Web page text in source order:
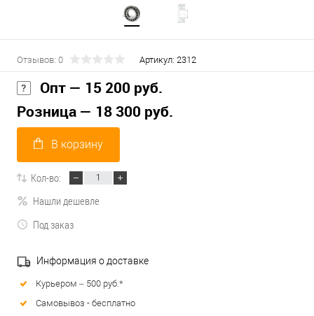
Отзывов: 0 Артикул: 2312
Опт — 15 200 руб.
Розница — 18 300 руб.
В корзину
Кол-во:
Нашли дешевле
Под заказ
Информация о доставке
Курьером – 500 руб.*
Самовывоз - бесплатно